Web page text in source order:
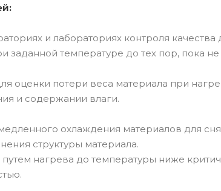
и лабораториях контроля качества
заданной температуре до тех пор, пока не
оценки потери веса материала при
и содержании влаги.
охлаждения материалов для
структуры материала.
нагрева до температуры ниже